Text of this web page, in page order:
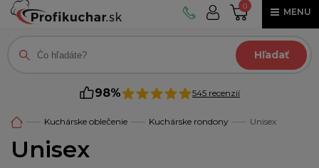
0
MENU
Hľadať
98% 545 recenzií
Kuchárske oblečenie Kuchárske rondony Unisex
Unisex